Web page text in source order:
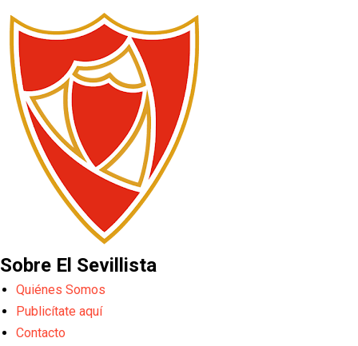
Sobre El Sevillista
Quiénes Somos
Publicítate aquí
Contacto